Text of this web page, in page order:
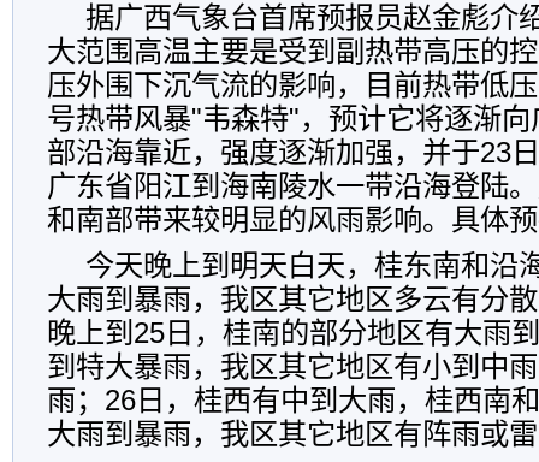
据广西气象台首席预报员赵金彪介
大范围高温主要是受到副热带高压的
压外围下沉气流的影响，目前热带低
号热带风暴"韦森特"，预计它将逐渐
部沿海靠近，强度逐渐加强，并于23
广东省阳江到海南陵水一带沿海登陆
和南部带来较明显的风雨影响。具体
今天晚上到明天白天，桂东南和沿
大雨到暴雨，我区其它地区多云有分
晚上到25日，桂南的部分地区有大雨
到特大暴雨，我区其它地区有小到中
雨；26日，桂西有中到大雨，桂西南
大雨到暴雨，我区其它地区有阵雨或